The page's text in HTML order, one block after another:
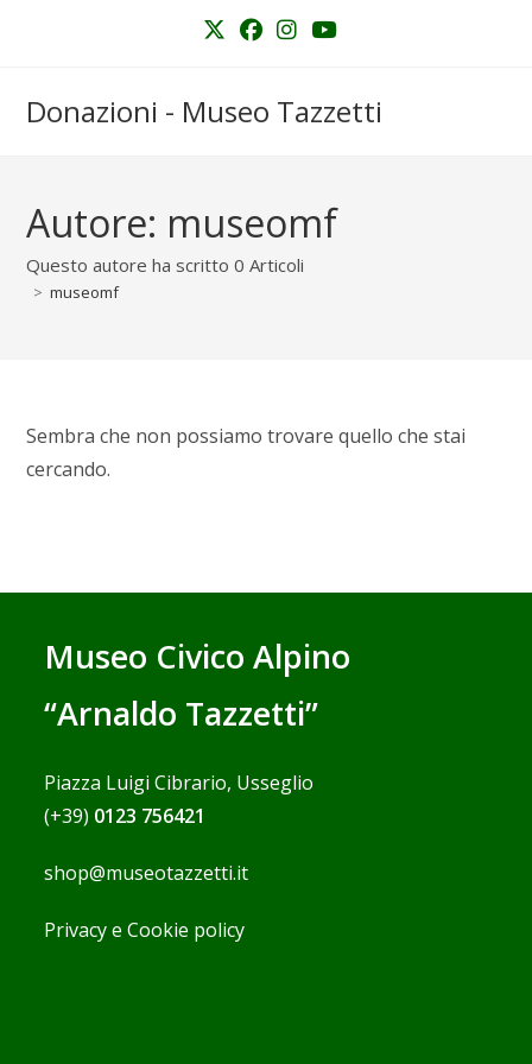
Donazioni - Museo Tazzetti
Autore: museomf
Questo autore ha scritto 0 Articoli
> museomf
Sembra che non possiamo trovare quello che stai
cercando.
Museo Civico Alpino
“Arnaldo Tazzetti”
Piazza Luigi Cibrario, Usseglio
(+39) 0123 756421
shop@museotazzetti.it
Privacy e Cookie policy